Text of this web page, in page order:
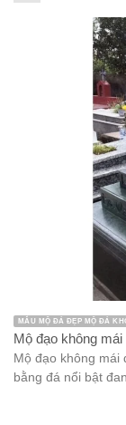
MẪU MỘ ĐÁ ĐẸP MỘ ĐÁ
Mộ đạo không
Mộ đạo không mái
bằng đá nổi bật